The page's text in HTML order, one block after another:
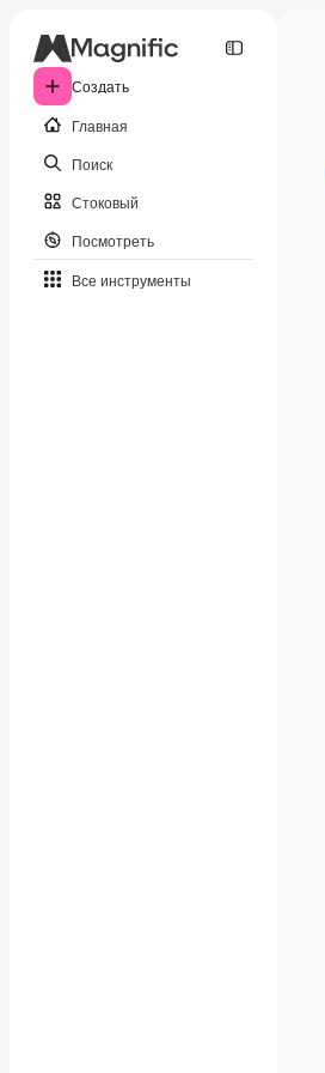
Создать
Главная
Поиск
Стоковый
Посмотреть
Все инструменты